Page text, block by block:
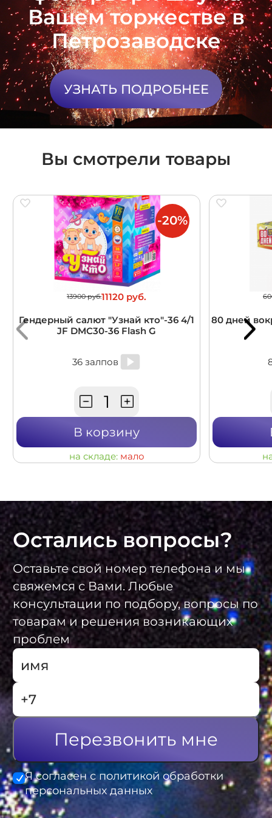
Вашем торжестве в
Петрозаводске
УЗНАТЬ ПОДРОБНЕЕ
Вы смотрели товары
13900 руб.11120 руб.
Гендерный салют "Узнай кто"-36 4/1
JF DMC30-36 Flash G
36 залпов
В корзину
на складе: мало
-20%
80 дней
Остались вопросы?
Оставьте свой номер телефона и мы
свяжемся с Вами. Любые
консультации по подбору, вопросы по
товарам и решения возникающих
проблем
Перезвонить мне
Я согласен с политикой обработки
персональных данных